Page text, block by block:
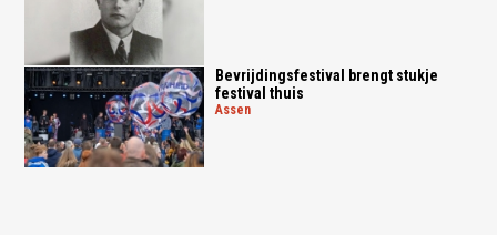
Bevrijdingsfestival brengt stukje
festival thuis
assen